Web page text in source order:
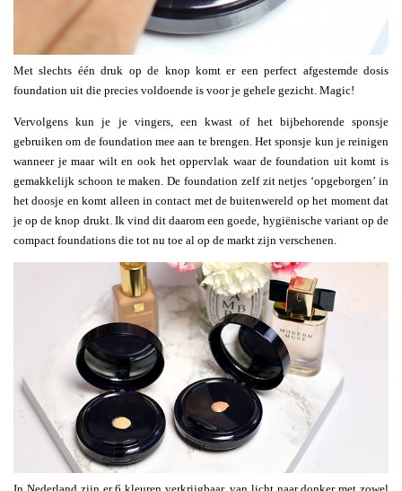
Met slechts één druk op de knop komt er een perfect afgestemde dosis
foundation uit die precies voldoende is voor je gehele gezicht. Magic!
Vervolgens kun je je vingers, een kwast of het bijbehorende sponsje
gebruiken om de foundation mee aan te brengen. Het sponsje kun je reinigen
wanneer je maar wilt en ook het oppervlak waar de foundation uit komt is
gemakkelijk schoon te maken. De foundation zelf zit netjes ‘opgeborgen’ in
het doosje en komt alleen in contact met de buitenwereld op het moment dat
je op de knop drukt. Ik vind dit daarom een goede, hygiënische variant op de
compact foundations die tot nu toe al op de markt zijn verschenen.